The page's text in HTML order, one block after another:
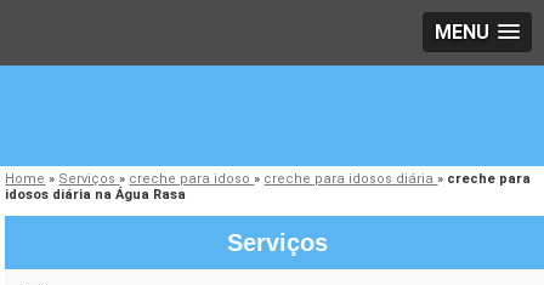
MENU
Home » Serviços» creche para idoso» creche para idosos diária» creche para
idosos diária na Água Rasa
Serviços